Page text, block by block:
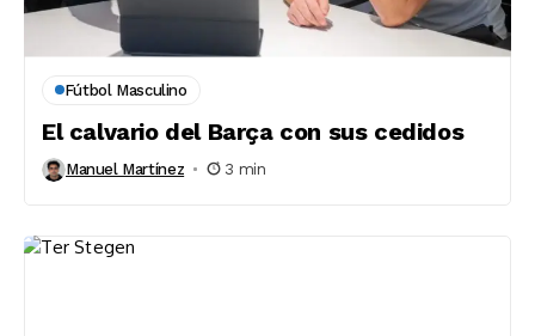
Fútbol Masculino
El calvario del Barça con sus cedidos
Manuel Martínez 3 min